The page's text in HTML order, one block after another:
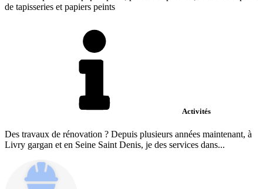
de tapisseries et papiers peints
Activités
Des travaux de rénovation ? Depuis plusieurs années maintenant, à
Livry gargan et en Seine Saint Denis, je des services dans...